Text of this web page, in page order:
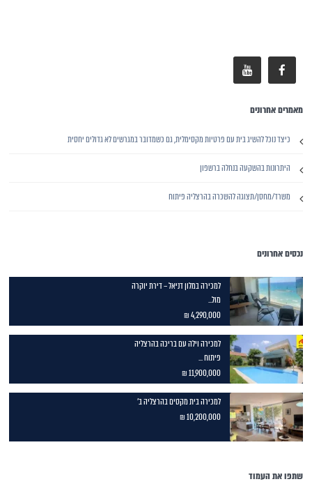
מאמרים אחרונים
כיצד נוכל להשיג בית עם פרטיות מקסימלית, גם כשמדובר במגרשים לא גדולים יחסית
היתרונות בהשקעה בנחלה ברשפון
משרד/מחסן/תצוגה להשכרה בהרצליה פיתוח
נכסים אחרונים
למכירה במלון דניאל – דירת יוקרה
מול...
4,290,000 ₪
למכירה וילה עם בריכה בהרצליה
פיתוח ...
11,900,000 ₪
למכירה בית מקסים בהרצליה ב'
10,200,000 ₪
שתפו את העמוד